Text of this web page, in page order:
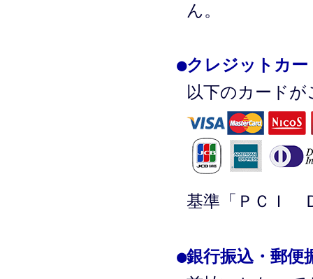
ん。
●クレジットカー
以下のカード
基準「ＰＣＩ
●銀行振込・郵便